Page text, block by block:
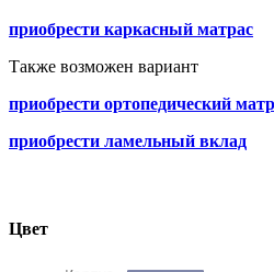
приобрести каркасный матрас
Также возможен вариант
приобрести ортопедический
приобрести ламельный вклад
Цвет